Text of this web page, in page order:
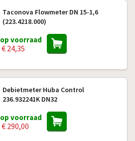
Taconova Flowmeter DN 15-1,6
(223.4218.000)
op voorraad
€ 24,35
Debietmeter Huba Control
236.932241K DN32
op voorraad
€ 290,00